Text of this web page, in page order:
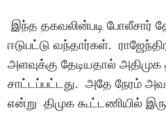
இந்த தகவலின்படி போலீசார்
ஈடுபட்டு வந்தார்கள்.
அளவுக்கு தேடியதால் அதிமுக
சாட்டப்பட்டது. அதே நேரம்
என்று திமுக கூட்டணியில்